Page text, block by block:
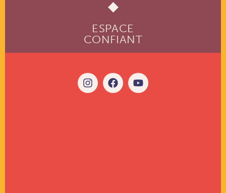
ESPACE
CONFIANT